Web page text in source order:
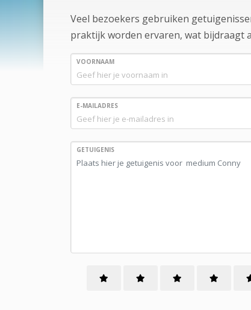
Veel bezoekers gebruiken
praktijk worden ervaren, wat bijdraagt
VOORNAAM
E-MAILADRES
GETUIGENIS